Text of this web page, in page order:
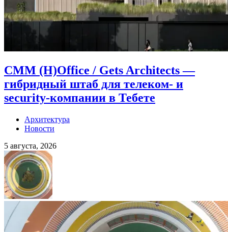
CMM (H)Office / Gets Architects —
гибридный штаб для телеком- и
security-компании в Тебете
Архитектура
Новости
5 августа, 2026